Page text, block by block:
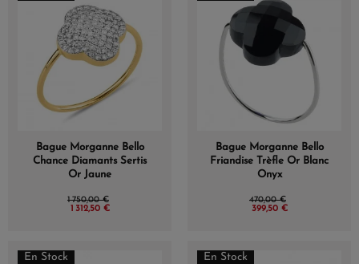
Bague Morganne Bello
Chance Diamants Sertis
Or Jaune
1 750,00 €
1 312,50 €
Bague Morganne Bello
Friandise Trèfle Or Blanc
Onyx
470,00 €
399,50 €
En Stock En Stock